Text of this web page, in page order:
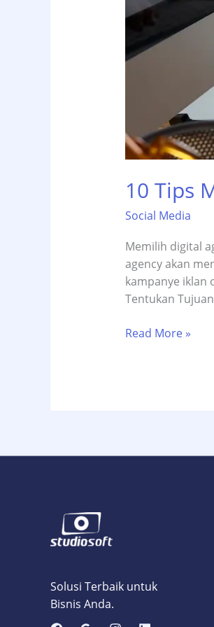
10 Tips
Social Media
Memilih digital
agency akan
kampanye iklan
Tentukan
10
untuk
Read More »
Solusi Terbaik untuk
Bisnis Anda.